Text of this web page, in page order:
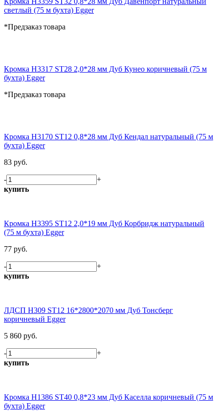
светлый (75 м бухта) Egger
*Предзаказ товара
Кромка H3317 ST28 2,0*28 мм Дуб Кунео коричневый (75 м
бухта) Egger
*Предзаказ товара
Кромка H3170 ST12 0,8*28 мм Дуб Кендал натуральный (75 м
бухта) Egger
83 руб.
-
+
купить
Кромка H3395 ST12 2,0*19 мм Дуб Корбридж натуральный
(75 м бухта) Egger
77 руб.
-
+
купить
ЛДСП H309 ST12 16*2800*2070 мм Дуб Тонсберг
коричневый Egger
5 860 руб.
-
+
купить
Кромка H1386 ST40 0,8*23 мм Дуб Каселла коричневый (75 м
бухта) Egger